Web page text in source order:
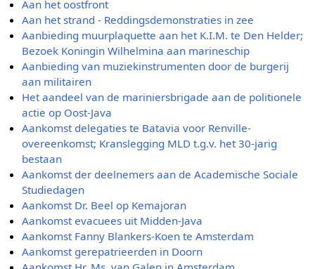
Aan het oostfront
Aan het strand - Reddingsdemonstraties in zee
Aanbieding muurplaquette aan het K.I.M. te Den Helder;
Bezoek Koningin Wilhelmina aan marineschip
Aanbieding van muziekinstrumenten door de burgerij
aan militairen
Het aandeel van de mariniersbrigade aan de politionele
actie op Oost-Java
Aankomst delegaties te Batavia voor Renville-
overeenkomst; Kranslegging MLD t.g.v. het 30-jarig
bestaan
Aankomst der deelnemers aan de Academische Sociale
Studiedagen
Aankomst Dr. Beel op Kemajoran
Aankomst evacuees uit Midden-Java
Aankomst Fanny Blankers-Koen te Amsterdam
Aankomst gerepatrieerden in Doorn